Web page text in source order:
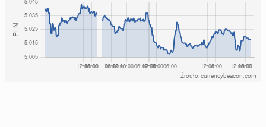
Źródło: currencybeacon.com